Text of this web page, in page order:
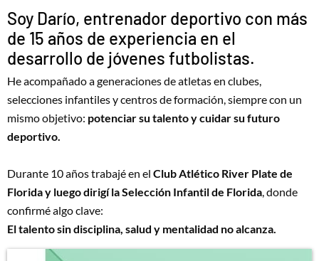
Soy Darío, entrenador deportivo con más
de 15 años de experiencia en el
desarrollo de jóvenes futbolistas.
He acompañado a generaciones de atletas en clubes,
selecciones infantiles y centros de formación, siempre con un
mismo objetivo: potenciar su talento y cuidar su futuro
deportivo.
Durante 10 años trabajé en el Club Atlético River Plate de
Florida y luego dirigí la Selección Infantil de Florida, donde
confirmé algo clave:
El talento sin disciplina, salud y mentalidad no alcanza.